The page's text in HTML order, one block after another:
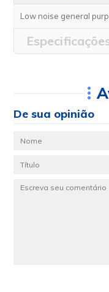
Low noise general
De sua opinião